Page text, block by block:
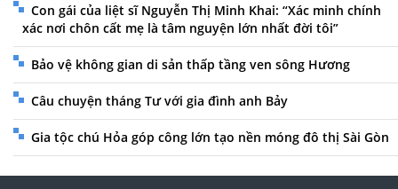
Con gái của liệt sĩ Nguyễn Thị Minh Khai: “Xác minh chính
xác nơi chôn cất mẹ là tâm nguyện lớn nhất đời tôi”
Bảo vệ không gian di sản thấp tầng ven sông Hương
Câu chuyện tháng Tư với gia đình anh Bảy
Gia tộc chú Hỏa góp công lớn tạo nền móng đô thị Sài Gòn